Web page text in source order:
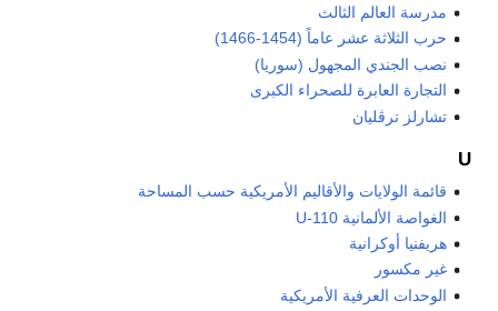
مدرسة العالم الثالث
حرب الثلاثة عشر عاماً (1454-1466)
نصب الجندي المجهول (سوريا)
التجارة العابرة للصحراء الكبرى
تشارلز ترڤليان
U
قائمة الولايات والأقاليم الأمريكية حسب المساحة
الغواصة الألمانية U-110
هريفنيا أوكرانية
غير مكسور
الوحدات العرفية الأمريكية